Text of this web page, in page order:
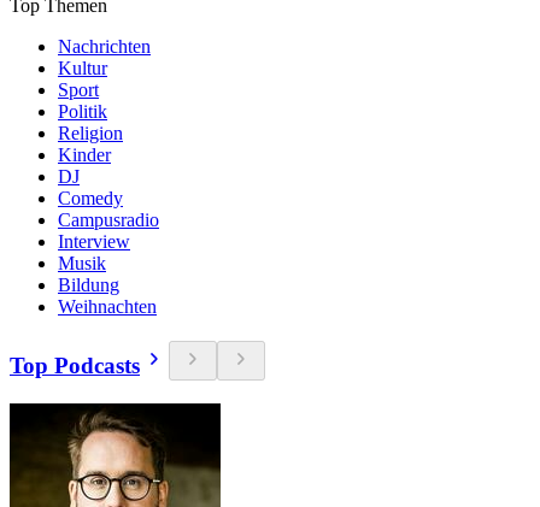
Top Themen
Nachrichten
Kultur
Sport
Politik
Religion
Kinder
DJ
Comedy
Campusradio
Interview
Musik
Bildung
Weihnachten
Top Podcasts